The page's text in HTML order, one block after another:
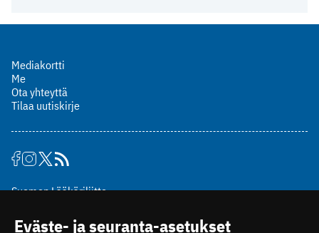
Mediakortti
Me
Ota yhteyttä
Tilaa uutiskirje
Suomen Lääkäriliitto
00510 Helsinki
Eväste- ja seuranta-asetukset